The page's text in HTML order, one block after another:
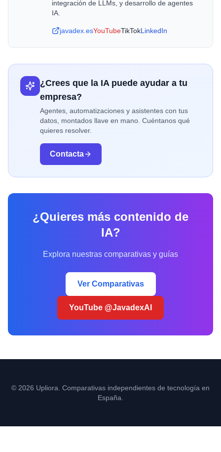
integración de LLMs, y desarrollo de agentes
IA.
javadex.esYouTubeTikTokLinkedIn
¿Crees que la IA puede ayudar a tu
empresa?
Agentes, automatizaciones y asistentes con tus
datos, montados llave en mano. Cuéntanos qué
quieres resolver.
Contacta
¿Quieres más contenido de
IA?
Explora nuestras comparativas y guías
Ver Comparativas
YouTube @JavadexAI
© 2026 Upliora. Comparativas independientes de tecnología en
España.